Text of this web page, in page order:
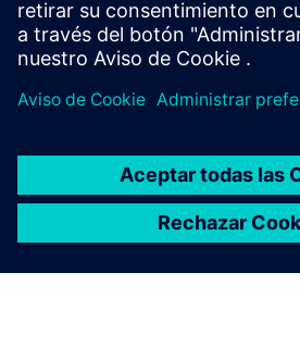
Visite la comunidad